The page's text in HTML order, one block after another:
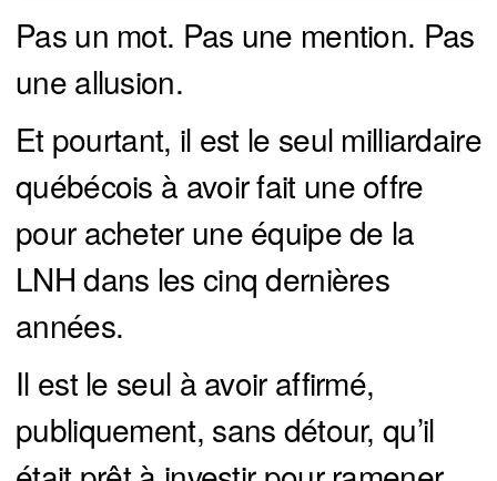
Pas un mot. Pas une mention. Pas
une allusion.
Et pourtant, il est le seul milliardaire
québécois à avoir fait une offre
pour acheter une équipe de la
LNH dans les cinq dernières
années.
Il est le seul à avoir affirmé,
publiquement, sans détour, qu’il